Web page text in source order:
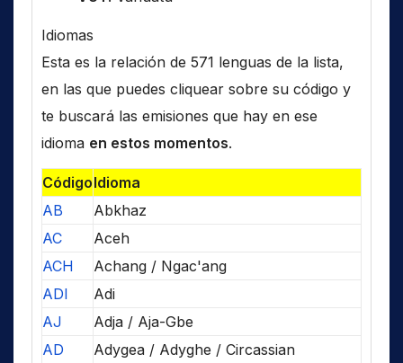
Idiomas
Esta es la relación de 571 lenguas de la lista,
en las que puedes cliquear sobre su código y
te buscará las emisiones que hay en ese
idioma en estos momentos.
CódigoIdioma
AB
Abkhaz
AC
Aceh
ACH
Achang / Ngac'ang
ADI
Adi
AJ
Adja / Aja-Gbe
AD
Adygea / Adyghe / Circassian